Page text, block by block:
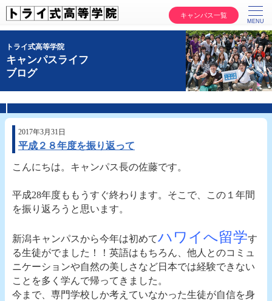
キャンパス一覧
トライ式高等学院
キャンパスライフ
ブログ
2017年3月31日
平成２８年度を振り返って
こんにちは。キャンパス長の佐藤です。
平成28年度ももうすぐ終わります。そこで、この１年間
を振り返ろうと思います。
新潟キャンパスから今年は初めてハワイへ留学す
る生徒がでました！！英語はもちろん、他人とのコミュ
ニケーションや自然の美しさなど日本では経験できない
ことを多く学んで帰ってきました。
今まで、専門学校しか考えていなかった生徒が自信を身